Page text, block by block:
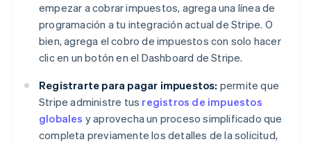
empezar a cobrar impuestos, agrega una línea de
programación a tu integración actual de Stripe. O
bien, agrega el cobro de impuestos con solo hacer
clic en un botón en el Dashboard de Stripe.
Registrarte para pagar impuestos: permite que
Stripe administre tus registros de impuestos
globales y aprovecha un proceso simplificado que
completa previamente los detalles de la solicitud,